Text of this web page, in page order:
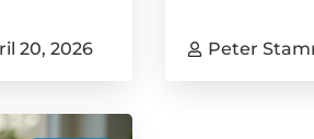
20, 2026 Peter